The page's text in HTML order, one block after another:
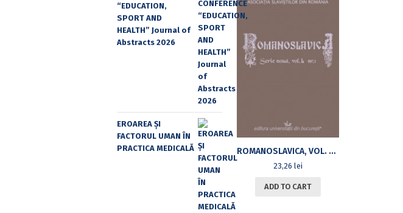
ROMANOSLAVICA, VOL. L, NR. 1
23,26 lei
ADD TO CART
“EDUCATION,
SPORT AND
HEALTH” Journal of
Abstracts 2026
EROAREA ȘI
FACTORUL UMAN ÎN
PRACTICA MEDICALĂ